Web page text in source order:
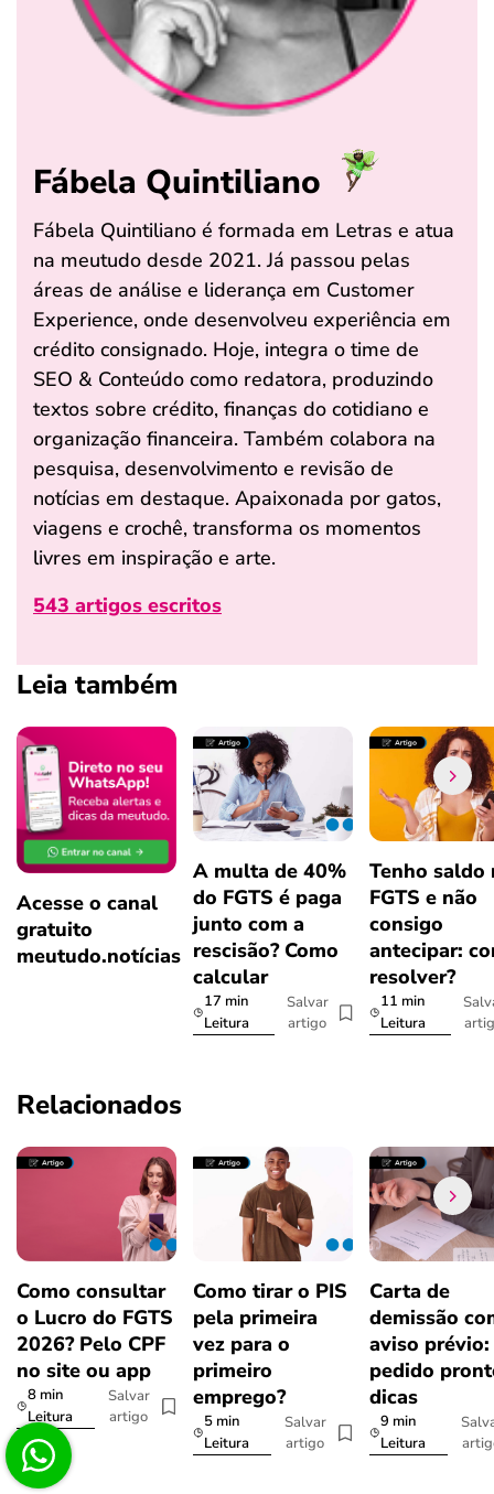
Fábela Quintiliano
Fábela Quintiliano é formada em Letras e atua
na meutudo desde 2021. Já passou pelas
áreas de análise e liderança em Customer
Experience, onde desenvolveu experiência em
crédito consignado. Hoje, integra o time de
SEO & Conteúdo como redatora, produzindo
textos sobre crédito, finanças do cotidiano e
organização financeira. Também colabora na
pesquisa, desenvolvimento e revisão de
notícias em destaque. Apaixonada por gatos,
viagens e crochê, transforma os momentos
livres em inspiração e arte.
543 artigos escritos
Leia também
Acesse o canal
gratuito
meutudo.notícias
A multa de 40%
do FGTS é paga
junto com a
rescisão? Como
calcular
17 min
Leitura
Salvar
artigo
Tenho saldo
FGTS e não
consigo
antecipar:
resolver?
11 min
Leitura
Relacionados
Como consultar
o Lucro do FGTS
2026? Pelo CPF
no site ou app
8 min
Leitura
Salvar
artigo
Como tirar o PIS
pela primeira
vez para o
primeiro
emprego?
5 min
Leitura
Salvar
artigo
Carta de
demissão
aviso prévio:
pedido
dicas
9 min
Leitura